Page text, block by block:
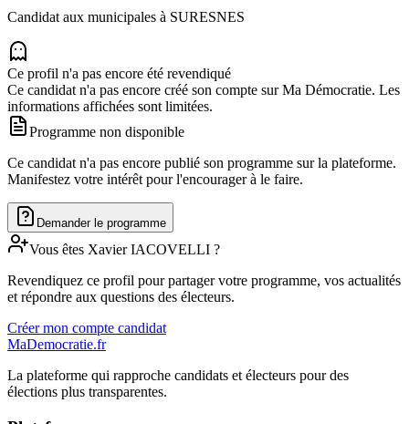
Candidat aux municipales à SURESNES
Ce profil n'a pas encore été revendiqué
Ce candidat n'a pas encore créé son compte sur Ma Démocratie. Les
informations affichées sont limitées.
Programme non disponible
Ce candidat n'a pas encore publié son programme sur la plateforme.
Manifestez votre intérêt pour l'encourager à le faire.
Demander le programme
Vous êtes Xavier IACOVELLI ?
Revendiquez ce profil pour partager votre programme, vos actualités
et répondre aux questions des électeurs.
Créer mon compte candidat
MaDemocratie.fr
La plateforme qui rapproche candidats et électeurs pour des
élections plus transparentes.